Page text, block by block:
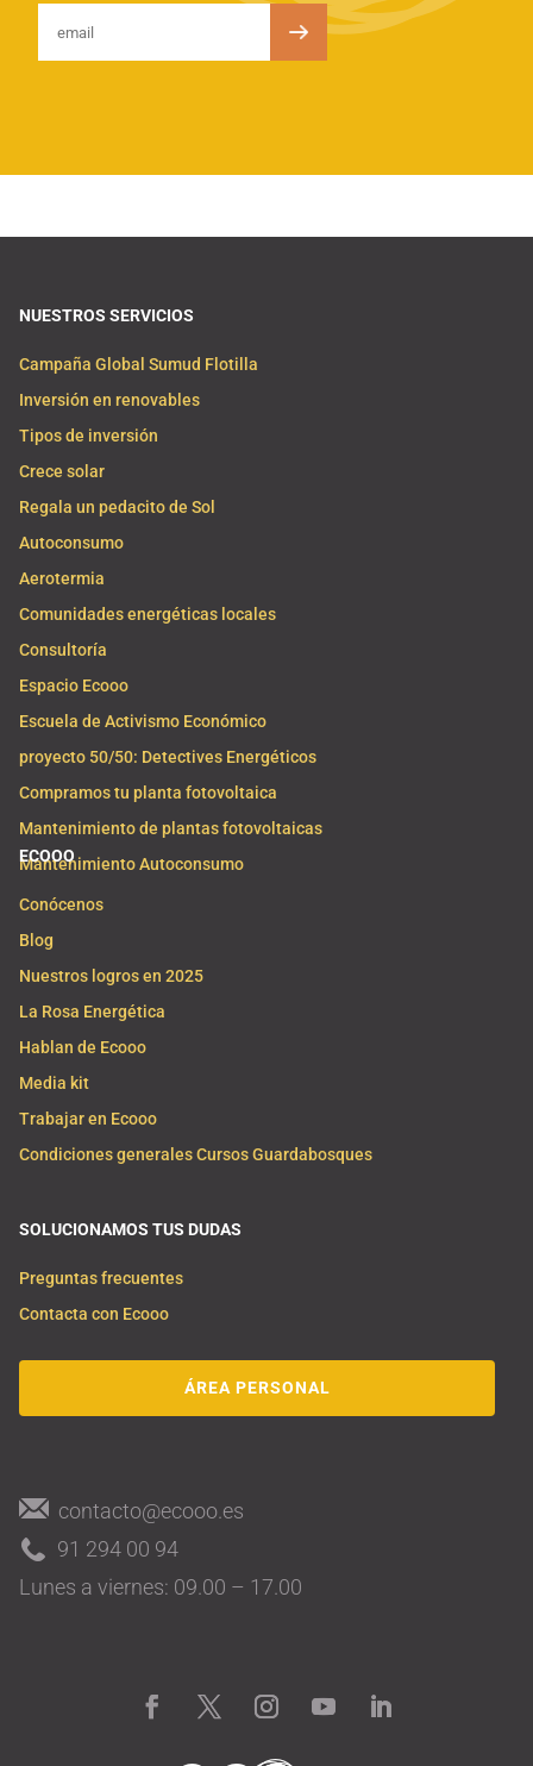
NUESTROS SERVICIOS
Campaña Global Sumud Flotilla
Inversión en renovables
Tipos de inversión
Crece solar
Regala un pedacito de Sol
Autoconsumo
Aerotermia
Comunidades energéticas locales
Consultoría
Espacio Ecooo
Escuela de Activismo Económico
proyecto 50/50: Detectives Energéticos
Compramos tu planta fotovoltaica
Mantenimiento de plantas fotovoltaicas
Mantenimiento Autoconsumo
ECOOO
Conócenos
Blog
Nuestros logros en 2025
La Rosa Energética
Hablan de Ecooo
Media kit
Trabajar en Ecooo
Condiciones generales Cursos Guardabosques
SOLUCIONAMOS TUS DUDAS
Preguntas frecuentes
Contacta con Ecooo
ÁREA PERSONAL
contacto@ecooo.es
91 294 00 94
Lunes a viernes: 09.00 – 17.00